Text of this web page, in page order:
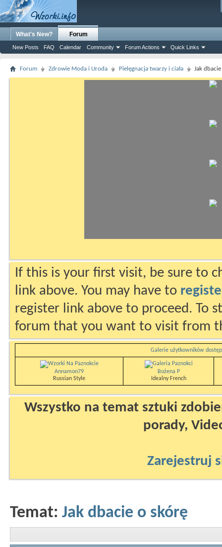
What's New? Forum
New Posts FAQ Calendar Community Forum Actions Quick Links
Forum Zdrowie Moda i Uroda Pielęgnacja twarzy i ciała Jak
If this is your first visit, be sure to
link above. You may have to
register link above to proceed. To
forum that you want to visit from
Galerie użytkowników
Annamon79
Russian Style
Bożena P
Idealny French
Wszystko na temat sztuki
porady,
Zarejestruj
Temat: Jak dbacie o skórę